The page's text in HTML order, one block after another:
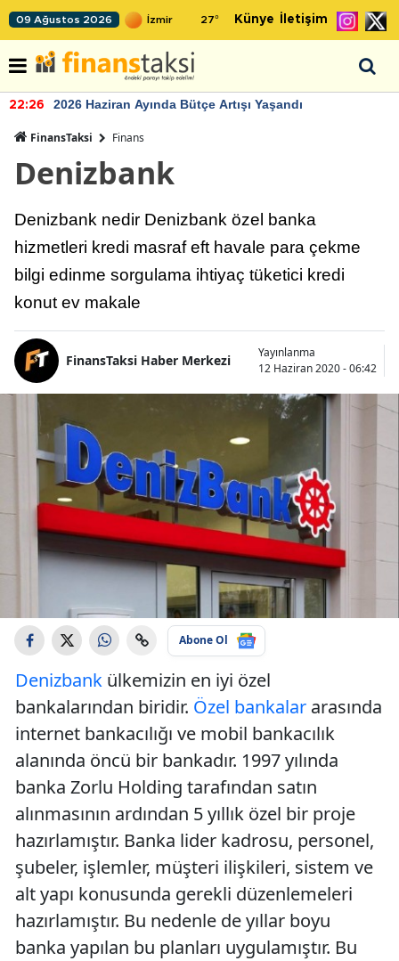
09 Ağustos 2026 27° Künye İletişim
22:26 2026 Haziran Ayında Bütçe Artışı Yaşandı
FinansTaksi Finans
Denizbank
Denizbank nedir Denizbank özel banka
hizmetleri kredi masraf eft havale para çekme
bilgi edinme sorgulama ihtiyaç tüketici kredi
konut ev makale
FinansTaksi Haber Merkezi
Yayınlanma
12 Haziran 2020 - 06:42
Abone Ol
Denizbank ülkemizin en iyi özel
bankalarından biridir. Özel bankalar arasında
internet bankacılığı ve mobil bankacılık
alanında öncü bir bankadır. 1997 yılında
banka Zorlu Holding tarafından satın
alınmasının ardından 5 yıllık özel bir proje
hazırlamıştır. Banka lider kadrosu, personel,
şubeler, işlemler, müşteri ilişkileri, sistem ve
alt yapı konusunda gerekli düzenlemeleri
hazırlamıştır. Bu nedenle de yıllar boyu
banka yapılan bu planları uygulamıştır. Bu